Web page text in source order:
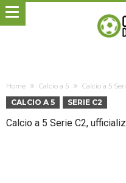
Home Calcio a 5 Calcio a 5
CALCIO A 5 SERIE C2
Calcio a 5 Serie C2,